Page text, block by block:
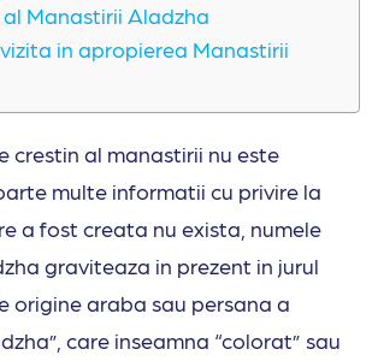
Manastirii Aladzha
in apropierea Manastirii
crestin al manastirii nu este
multe informatii cu privire la
a fost creata nu exista, numele
graviteaza in prezent in jurul
origine araba sau persana a
care inseamna “colorat” sau